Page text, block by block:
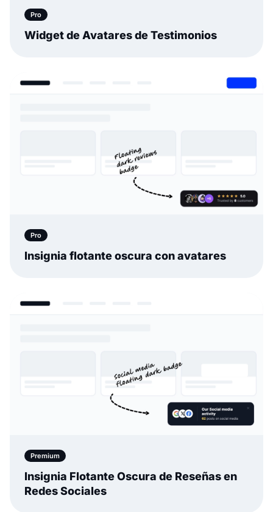
Pro
Widget de Avatares de Testimonios
Pro
Insignia flotante oscura con avatares
Premium
Insignia Flotante Oscura de Reseñas en
Redes Sociales